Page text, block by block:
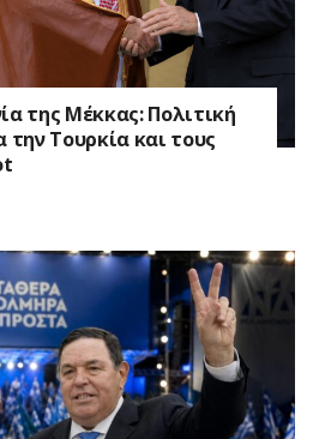
της Μέκκας: Πολιτική
την Τουρκία και τους